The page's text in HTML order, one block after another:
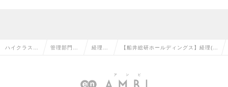
ハイクラス求 管理部門系 経理の 【船井総研ホールディングス】経理(メ